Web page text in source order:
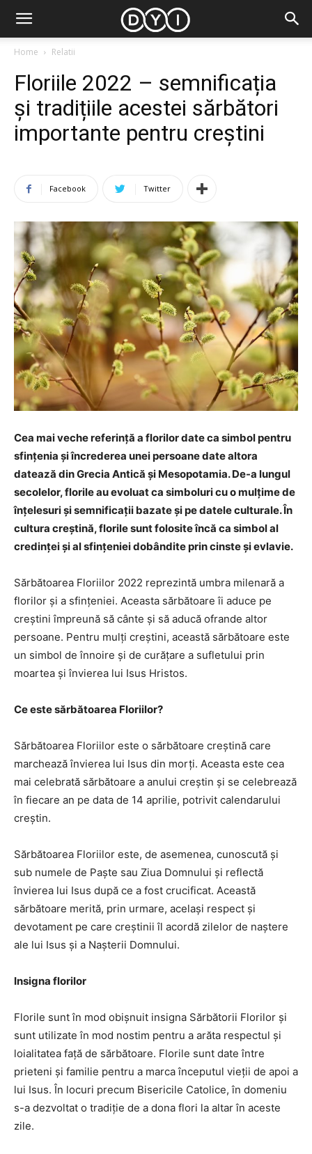
Home Relatii
Floriile 2022 – semnificația
și tradițiile acestei sărbători
importante pentru creștini
Facebook Twitter
Cea mai veche referință a florilor date ca simbol pentru
sfințenia și încrederea unei persoane date altora
datează din Grecia Antică și Mesopotamia. De-a lungul
secolelor, florile au evoluat ca simboluri cu o mulțime de
înțelesuri și semnificații bazate și pe datele culturale. În
cultura creștină, florile sunt folosite încă ca simbol al
credinței și al sfințeniei dobândite prin cinste și evlavie.
Sărbătoarea Floriilor 2022 reprezintă umbra milenară a
florilor și a sfințeniei. Aceasta sărbătoare îi aduce pe
creștini împreună să cânte și să aducă ofrande altor
persoane. Pentru mulți creștini, această sărbătoare este
un simbol de înnoire și de curățare a sufletului prin
moartea și învierea lui Isus Hristos.
Ce este sărbătoarea Floriilor?
Sărbătoarea Floriilor este o sărbătoare creștină care
marchează învierea lui Isus din morți. Aceasta este cea
mai celebrată sărbătoare a anului creștin și se celebrează
în fiecare an pe data de 14 aprilie, potrivit calendarului
creștin.
Sărbătoarea Floriilor este, de asemenea, cunoscută și
sub numele de Paște sau Ziua Domnului și reflectă
învierea lui Isus după ce a fost crucificat. Această
sărbătoare merită, prin urmare, același respect și
devotament pe care creștinii îl acordă zilelor de naștere
ale lui Isus și a Nașterii Domnului.
Insigna florilor
Florile sunt în mod obișnuit insigna Sărbătorii Florilor și
sunt utilizate în mod nostim pentru a arăta respectul și
loialitatea față de sărbătoare. Florile sunt date între
prieteni și familie pentru a marca începutul vieții de apoi a
lui Isus. În locuri precum Bisericile Catolice, în domeniu
s-a dezvoltat o tradiție de a dona flori la altar în aceste
zile.